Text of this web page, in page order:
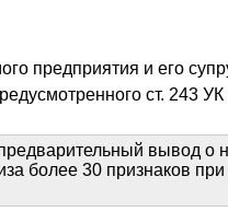
предприятия и его
ст. 243
вывод о
более 30 признаков